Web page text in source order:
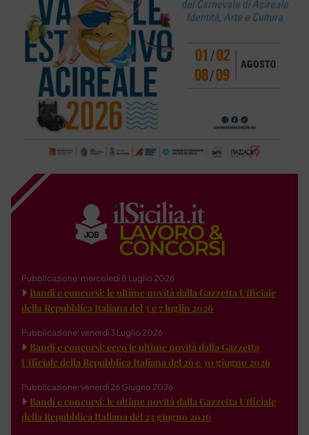
Pubblicazione: mercoledì 8 Luglio 2026
Bandi e concorsi: le ultime novità dalla Gazzetta Ufficiale
della Repubblica Italiana del 3 e 7 luglio 2026
Pubblicazione: venerdì 3 Luglio 2026
Bandi e concorsi: ecco le ultime novità dalla Gazzetta
Ufficiale della Repubblica Italiana del 26 e 30 giugno 2026
Pubblicazione: venerdì 26 Giugno 2026
Bandi e concorsi: le ultime novità dalla Gazzetta Ufficiale
della Repubblica Italiana del 23 giugno 2026